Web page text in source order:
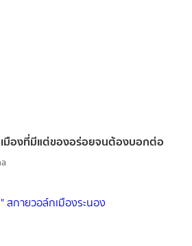
มืองที่มีแต่ของอร่อยจนต้องบอกต่อ